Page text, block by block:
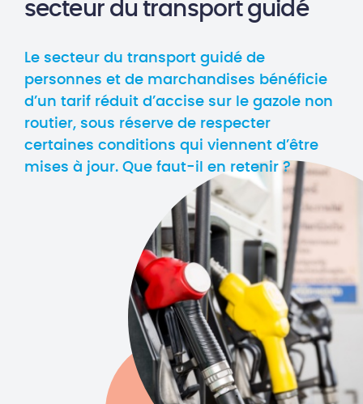
secteur du transport guidé
Le secteur du transport guidé de
personnes et de marchandises bénéficie
d’un tarif réduit d’accise sur le gazole non
routier, sous réserve de respecter
certaines conditions qui viennent d’être
mises à jour. Que faut-il en retenir ?